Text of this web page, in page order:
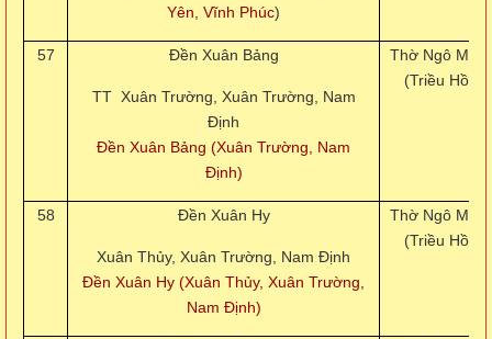
Yên, Vĩnh Phúc)
57 Đền Xuân Bảng
TT Xuân Trường, Xuân Trường, Nam
Định
Đền Xuân Bảng (Xuân Trường, Nam
Định)
Thờ Ngô Miễn
(Triều Hồ)
58 Đền Xuân Hy
Xuân Thủy, Xuân Trường, Nam Định
Đền Xuân Hy (Xuân Thủy, Xuân Trường,
Nam Định)
Thờ Ngô Miễn
(Triều Hồ)